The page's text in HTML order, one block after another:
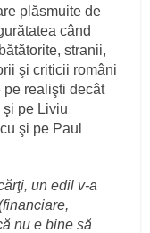
plăsmuite de
când
stranii,
şi criticii români
pe realişti decât
şi pe Liviu
şi pe Paul
un edil v-a
nu e bine să